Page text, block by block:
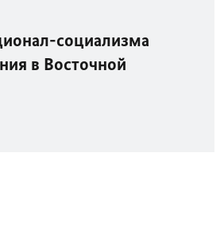
социализма
в Восточной